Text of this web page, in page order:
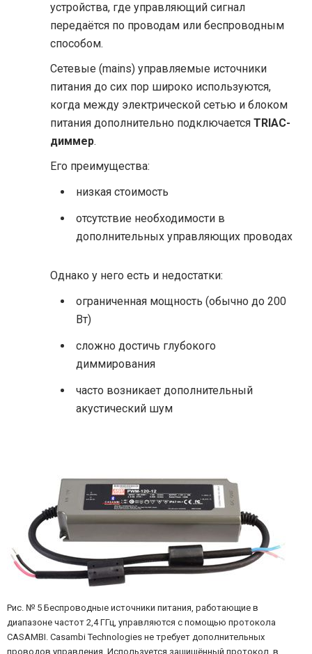
устройства, где управляющий сигнал
передаётся по проводам или беспроводным
способом.
Сетевые (mains) управляемые источники
питания до сих пор широко используются,
когда между электрической сетью и блоком
питания дополнительно подключается TRIAC-
диммер.
Его преимущества:
низкая стоимость
отсутствие необходимости в
дополнительных управляющих проводах
Однако у него есть и недостатки:
ограниченная мощность (обычно до 200
Вт)
сложно достичь глубокого
диммирования
часто возникает дополнительный
акустический шум
Рис. № 5 Беспроводные источники питания, работающие в
диапазоне частот 2,4 ГГц, управляются с помощью протокола
CASAMBI. Casambi Technologies не требует дополнительных
проводов управления. Используется защищённый протокол, в